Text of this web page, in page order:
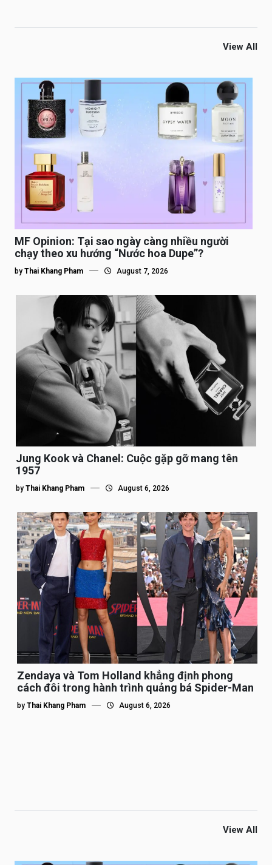
View All
MF Opinion: Tại sao ngày càng nhiều người
chạy theo xu hướng “Nước hoa Dupe”?
by Thai Khang Pham August 7, 2026
Jung Kook và Chanel: Cuộc gặp gỡ mang tên
1957
by Thai Khang Pham August 6, 2026
Zendaya và Tom Holland khẳng định phong
cách đôi trong hành trình quảng bá Spider-Man
by Thai Khang Pham August 6, 2026
View All